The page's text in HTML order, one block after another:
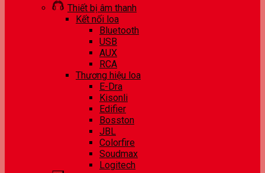
Thiết bị âm thanh
Kết nối loa
Bluetooth
USB
AUX
RCA
Thương hiệu loa
E-Dra
Kisonli
Edifier
Bosston
JBL
Colorfire
Soudmax
Logitech